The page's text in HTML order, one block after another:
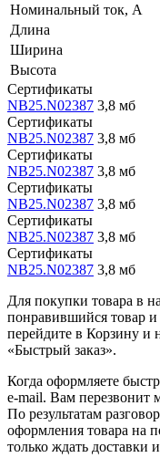
Номинальный ток, А
Длина
Ширина
Высота
Сертификаты
NB25.N02387 3,8 мб
Сертификаты
NB25.N02387 3,8 мб
Сертификаты
NB25.N02387 3,8 мб
Сертификаты
NB25.N02387 3,8 мб
Сертификаты
NB25.N02387 3,8 мб
Сертификаты
NB25.N02387 3,8 мб
Для покупки товара в
понравившийся товар и
перейдите в Корзину и
«Быстрый заказ».
Когда оформляете
e-mail. Вам перезвонит
По результатам
оформления товара на
только ждать доставки